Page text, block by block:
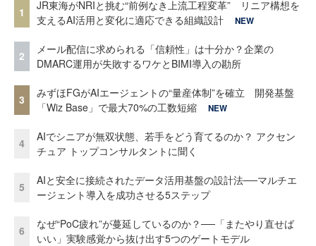
1
JR東海がNRIと挑む“前例なき上流工程変革” リニア構想を
支えるAI活用と変化に適応できる組織設計
NEW
2
メール配信に求められる「信頼性」は十分か？企業の
DMARC運用が失敗するワケとBIMI導入の勘所
3
みずほFGがAIエージェントの“量産体制”を確立 開発基盤
「Wiz Base」で最大70%の工数短縮
NEW
4
AIでシニアが無双状態、若手をどう育てるのか？ アクセン
チュア トップコンサルタントに聞く
5
AIと安全に接続されたデータ活用基盤の設計法──マルチエ
ージェント導入を成功させる5ステップ
6
なぜ“PoC疲れ”が蔓延しているのか？──「またやり直せば
いい」実験感覚から抜け出す5つのゲートモデル